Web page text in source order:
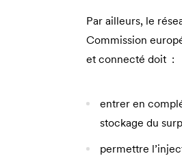
Par ailleurs, le
Commission
et connecté doit :
entrer en
stockage du
permettre